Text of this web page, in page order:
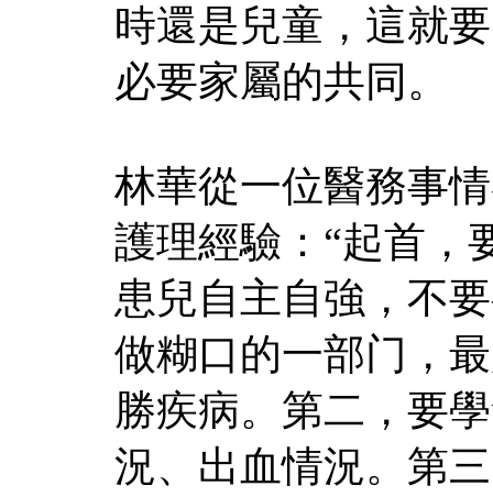
時還是兒童，這就
必要家屬的共同。
林華從一位醫務事
護理經驗：“起首，
患兒自主自強，不
做糊口的一部门，
勝疾病。第二，要
況、出血情況。第